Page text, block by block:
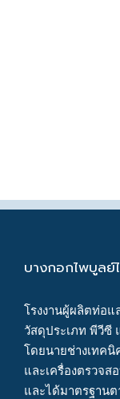
บางกอกไพบูลย์
โรงงานผู้ผลิตท่อ
วัสดุประเภท พีวีซี
โดยนายช่างเทคนิ
และเครื่องตรวจ
และได้มาตรฐาน